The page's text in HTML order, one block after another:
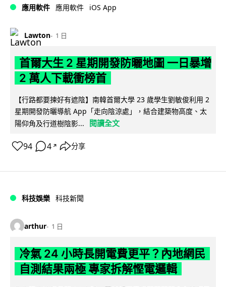
應用軟件 應用軟件 iOS App
Lawton 1 日
首爾大生 2 星期開發防曬地圖 一日暴增
2 萬人下載衝榜首
【行路都要揀好有遮陰】南韓首爾大學 23 歲學生劉敏俊利用 2
星期開發防曬導航 App「走向陰涼處」，結合建築物高度、太
陽仰角及行道樹陰影...
閱讀全文
94 4 ↗ 分享
科技娛樂 科技新聞
arthur 1 日
冷氣 24 小時長開電費更平？內地網民
自測結果兩極 專家拆解慳電邏輯